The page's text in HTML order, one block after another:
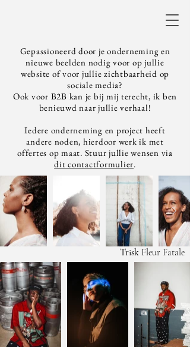
Gepassioneerd door je onderneming en
nieuwe beelden nodig voor op jullie
website of voor jullie zichtbaarheid op
sociale media?
Ook voor B2B kan je bij mij terecht, ik ben
benieuwd naar jullie verhaal!
Iedere onderneming en project heeft
andere noden, hierdoor werk ik met
offertes op maat. Stuur jullie wensen via
dit contactformulier.
TriskFleur Fatale